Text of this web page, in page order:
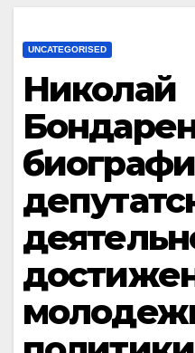
UNCATEGORISED
Николай